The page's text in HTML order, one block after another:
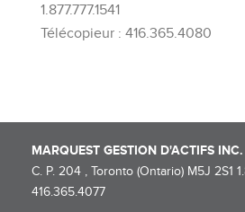
1.877.777.1541
Télécopieur : 416.365.4080
MARQUEST GESTION D'ACTIFS INC.
C. P. 204 , Toronto (Ontario) M5J 2S1
416.365.4077